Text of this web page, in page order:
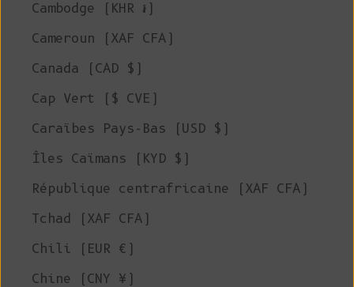
Cambodge (KHR ៛)
Cameroun (XAF CFA)
Canada (CAD $)
Cap Vert ($ CVE)
Caraïbes Pays-Bas (USD $)
Îles Caïmans (KYD $)
République centrafricaine (XAF CFA)
Tchad (XAF CFA)
Chili (EUR €)
Chine (CNY ¥)